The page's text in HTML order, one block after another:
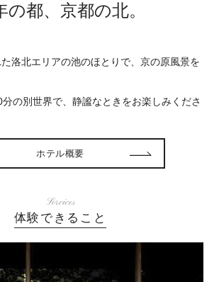
の都、京都の北。
洛北エリアの池のほとりで、京の原⾵景を
の別世界で、静謐なときをお楽しみくださ
ホテル概要
Services
体験できること